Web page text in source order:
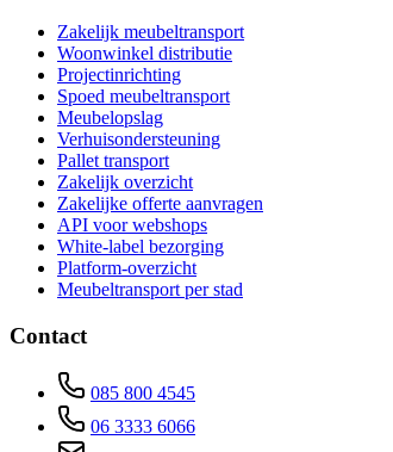
Zakelijk meubeltransport
Woonwinkel distributie
Projectinrichting
Spoed meubeltransport
Meubelopslag
Verhuisondersteuning
Pallet transport
Zakelijk overzicht
Zakelijke offerte aanvragen
API voor webshops
White-label bezorging
Platform-overzicht
Meubeltransport per stad
Contact
085 800 4545
06 3333 6066